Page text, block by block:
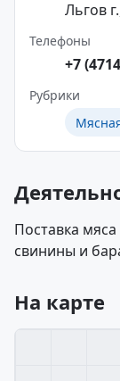
Льгов
Телефоны
+7
Рубрики
Поставка
свинины и
На карте